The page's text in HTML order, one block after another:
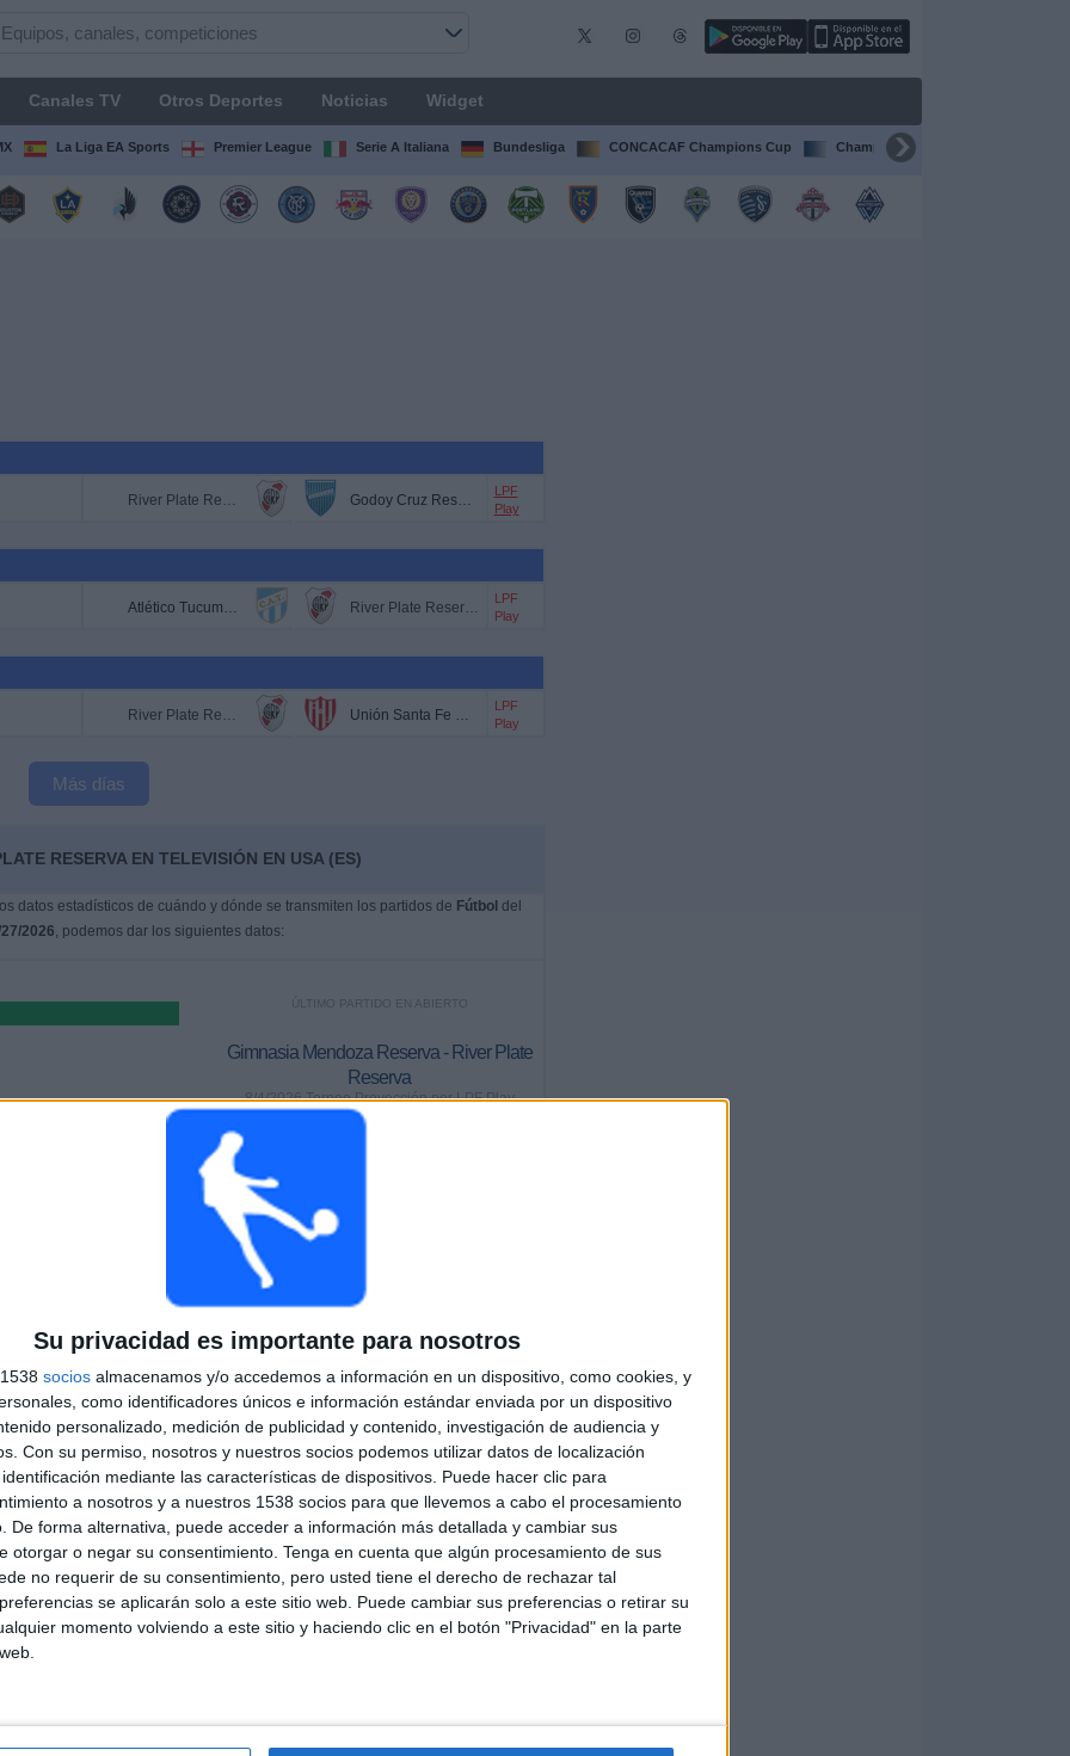
Su privacidad es importante para nosotros
socios almacenamos y/o accedemos a información en un dispositivo, como cookies, y
como identificadores únicos e información estándar enviada por un dispositivo
personalizado, medición de publicidad y contenido, investigación de audiencia y
Con su permiso, nosotros y nuestros socios podemos utilizar datos de localización
mediante las características de dispositivos. Puede hacer clic para
a nosotros y a nuestros 1538 socios para que llevemos a cabo el procesamiento
De forma alternativa, puede acceder a información más detallada y cambiar sus
otorgar o negar su consentimiento. Tenga en cuenta que algún procesamiento de sus
no requerir de su consentimiento, pero usted tiene el derecho de rechazar tal
se aplicarán solo a este sitio web. Puede cambiar sus preferencias o retirar su
momento volviendo a este sitio y haciendo clic en el botón "Privacidad" en la parte
Canales TV Otros Deportes Noticias Widget
La Liga EA Sports Premier League Serie A Italiana Bundesliga CONCACAF Champions Cup Champions League
River Plate Reserva Godoy Cruz Reserva
LPF
Play
Atlético Tucumán Reserva River Plate Reserva
LPF
Play
River Plate Reserva Unión Santa Fe Reserva
LPF
Play
Más días
RESERVA EN TELEVISIÓN EN USA (ES)
datos estadísticos de cuándo y dónde se transmiten los partidos de Fútbol del
2026, podemos dar los siguientes datos:
ÚLTIMO PARTIDO EN ABIERTO
Gimnasia Mendoza Reserva - River Plate
Reserva
8/4/2026 Torneo Proyección por LPF Play
SIN PARTIDO
PARTIDOS
0
CONSECUTIVOS
DE PAGO
6
RIVALES
1
VS Boca
Juniors
Reserva
1
COMPETICIONES
RANKING POR COMPETICIONES
Torneo Proyección 6 (100%)
Ver ranking completo
POR DÍA DE LA SEMANA